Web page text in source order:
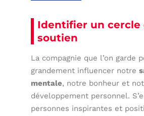
Identifier un cercle
soutien
La compagnie que l’on garde
grandement influencer notre
mentale, notre bonheur et
développement personnel.
personnes inspirantes et